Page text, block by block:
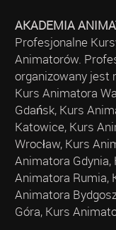
AKADEMIA
Profesjonalne
Animatorów.
organizowany jest
Kurs Animatora
Gdańsk, Kurs
Katowice, Kurs
Wrocław, Kurs
Animatora
Animatora Rumia,
Animatora
Góra, Kurs